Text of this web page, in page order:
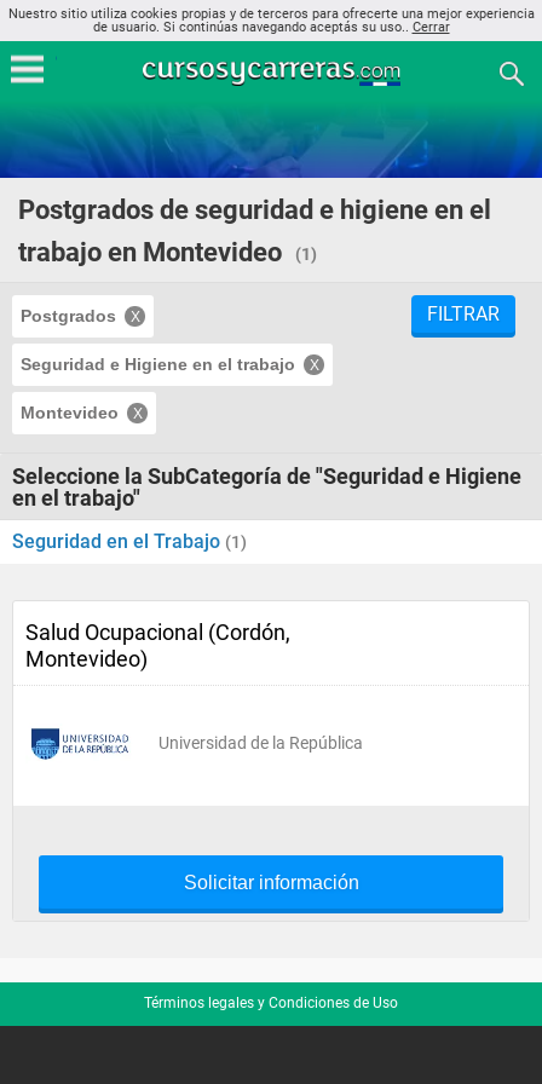
Nuestro sitio utiliza cookies propias y de terceros para ofrecerte una mejor experiencia
de usuario. Si continúas navegando aceptás su uso.. Cerrar
Postgrados de seguridad e higiene en el
trabajo en Montevideo
(1)
Postgrados
Seguridad e Higiene en el trabajo
Montevideo
FILTRAR
Seleccione la SubCategoría de "Seguridad e Higiene
en el trabajo"
Seguridad en el Trabajo (1)
Salud Ocupacional (Cordón,
Montevideo)
Universidad de la República
Solicitar información
Términos legales y Condiciones de Uso